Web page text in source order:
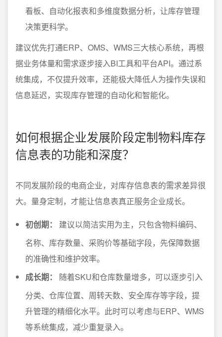
看板、自动化报表和多维度数据分析，让库存管理
决策更科学。
建议优先打通ERP、OMS、WMS三大核心系统，再根
据业务体量和需求逐步接入BI工具和平台API。通过系
统集成，不仅提升效率，还能极大降低人为操作失误和
信息延迟，实现库存管理的自动化和智能化。
如何根据企业发展阶段定制物料库存
信息表的功能和深度？
不同发展阶段的电商企业，对库存信息表的需求差异很
大。量身定制，才能让信息表真正服务企业成长。
初创期：
建议以简洁实用为主，只包含物料编码、
名称、库存数量、采购价等基础字段，先保障数据
的准确性和维护效率。
成长期：
随着SKU和仓库数量增多，可以逐步引入
分类、仓库位置、周转天数、安全库存等字段，提
升管理的精细化水平。此时可以考虑与ERP、WMS
等系统集成，减少重复录入。